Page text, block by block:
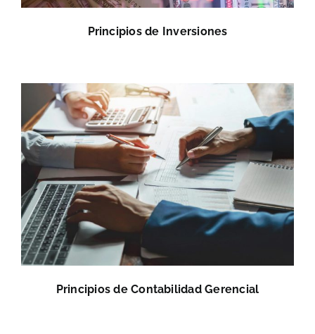
Principios de Inversiones
Principios de Contabilidad Gerencial